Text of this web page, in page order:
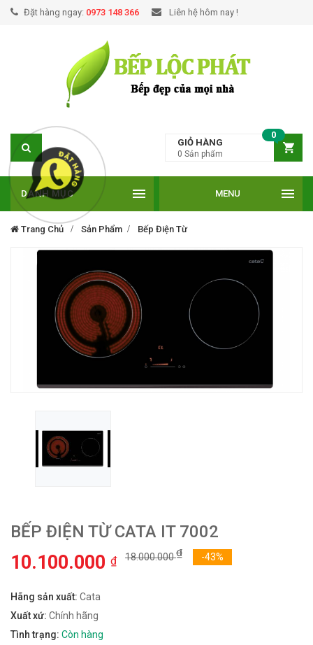
Đặt hàng ngay: 0973 148 366 Liên hệ hôm nay !
GIỎ HÀNG
0
0 Sản phẩm
DANH MỤC MENU
Trang Chủ Sản Phẩm Bếp Điện Từ
BẾP ĐIỆN TỪ CATA IT 7002
10.100.000 ₫ 18.000.000₫ -43%
Hãng sản xuất: Cata
Xuất xứ: Chính hãng
Tình trạng: Còn hàng